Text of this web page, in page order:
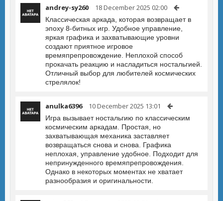
andrey-sy260 18 December 2025 02:00
Классическая аркада, которая возвращает в
эпоху 8-битных игр. Удобное управление,
яркая графика и захватывающие уровни
создают приятное игровое
времяпрепровождение. Неплохой способ
прокачать реакцию и насладиться ностальгией.
Отличный выбор для любителей космических
стрелялок!
anulka6396 10 December 2025 13:01
Игра вызывает ностальгию по классическим
космическим аркадам. Простая, но
захватывающая механика заставляет
возвращаться снова и снова. Графика
неплохая, управление удобное. Подходит для
непринужденного времяпрепровождения.
Однако в некоторых моментах не хватает
разнообразия и оригинальности.